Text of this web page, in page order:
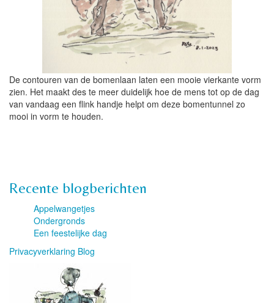
De contouren van de bomenlaan laten een mooie vierkante vorm
zien. Het maakt des te meer duidelijk hoe de mens tot op de dag
van vandaag een flink handje helpt om deze bomentunnel zo
mooi in vorm te houden.
Recente blogberichten
Appelwangetjes
Ondergronds
Een feestelijke dag
Privacyverklaring Blog